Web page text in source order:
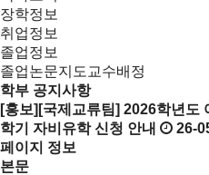
장학정보
취업정보
졸업정보
졸업논문지도교수배정
학부 공지사항
[홍보][국제교류팀] 2026학년도
학기 자비유학 신청 안내
26-
페이지 정보
본문